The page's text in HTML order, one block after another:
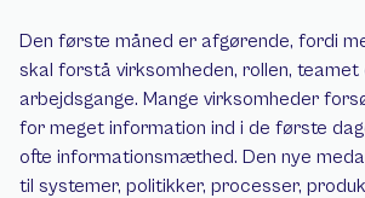
Den første måned er afgørende, fordi
skal forstå virksomheden, rollen,
arbejdsgange. Mange virksomheder
for meget information ind i de første
ofte informationsmæthed. Den nye
til systemer, politikker, processer,